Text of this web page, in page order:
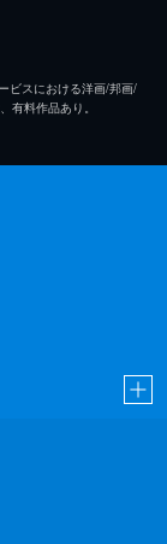
ビスにおける洋画/邦画/
有料作品あり。